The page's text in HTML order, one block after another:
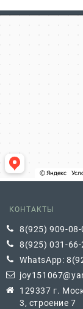
КОНТАКТЫ
8(925) 909-08-
8(925) 031-66-
WhatsApp:
129337 г.
3, строение 7